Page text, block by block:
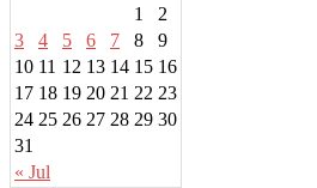
« Jul
1
2
3
4 5 6 7 8
9
10 11 12 13 14 15 16
17 18 19 20 21 22 23
24 25 26 27 28 29 30
31